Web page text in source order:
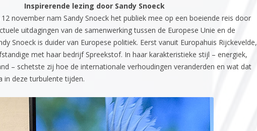
Inspirerende lezing door Sandy Snoeck
november nam Sandy Snoeck het publiek mee op een boeiende reis door
uitdagingen van de samenwerking tussen de Europese Unie en de
Snoeck is duider van Europese politiek. Eerst vanuit Europahuis Rijckevelde,
met haar bedrijf Spreekstof. In haar karakteristieke stijl – energiek,
– schetste zij hoe de internationale verhoudingen veranderden en wat dat
in deze turbulente tijden.